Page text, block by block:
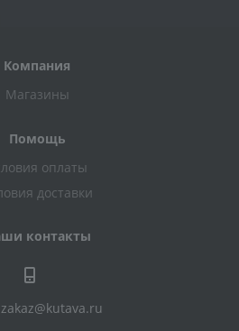
Компания
Магазины
Помощь
оплаты
доставки
контакты
zakaz@kutava.ru